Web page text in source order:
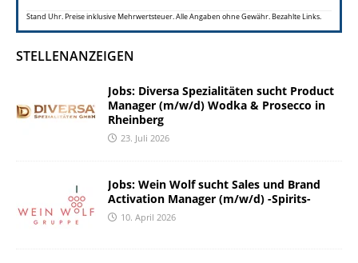
Stand Uhr. Preise inklusive Mehrwertsteuer. Alle Angaben ohne Gewähr. Bezahlte Links.
STELLENANZEIGEN
Jobs: Diversa Spezialitäten sucht Product
Manager (m/w/d) Wodka & Prosecco in
Rheinberg
23. Juli 2026
Jobs: Wein Wolf sucht Sales und Brand
Activation Manager (m/w/d) -Spirits-
10. April 2026